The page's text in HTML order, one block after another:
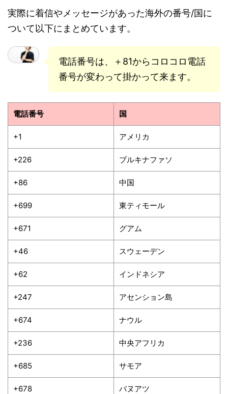
実際に着信やメッセージがあった海外の番号/国に
ついて以下にまとめています。
電話番号は、＋81からコロコロ電話
番号が変わって掛かって来ます。
電話番号 国
+1 アメリカ
+226 ブルキナファソ
+86 中国
+699 東ティモール
+671 グアム
+46 スウェーデン
+62 インドネシア
+247 アセンション島
+674 ナウル
+236 中央アフリカ
+685 サモア
+678 バヌアツ